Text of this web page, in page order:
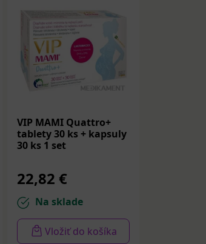
VIP MAMI Quattro+
tablety 30 ks + kapsuly
30 ks 1 set
22,82 €
Na sklade
Vložiť do košíka